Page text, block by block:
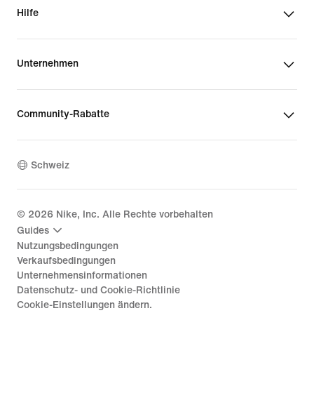
Hilfe
Unternehmen
Community-Rabatte
Schweiz
© 2026 Nike, Inc. Alle Rechte vorbehalten
Guides
Nutzungsbedingungen
Verkaufsbedingungen
Unternehmensinformationen
Datenschutz- und Cookie-Richtlinie
Cookie-Einstellungen ändern.